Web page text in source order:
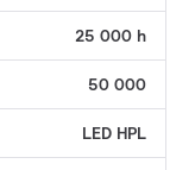
25 000 h
50 000
LED HPL